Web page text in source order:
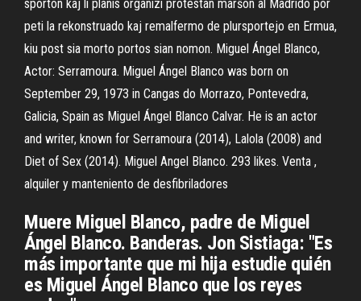
sporton kaj li planis organizi protestan marŝon al Madrido por
peti la rekonstruado kaj remalfermo de plursportejo en Ermua,
kiu post sia morto portos sian nomon. Miguel Ángel Blanco,
Actor: Serramoura. Miguel Ángel Blanco was born on
September 29, 1973 in Cangas do Morrazo, Pontevedra,
Galicia, Spain as Miguel Ángel Blanco Calvar. He is an actor
and writer, known for Serramoura (2014), Lalola (2008) and
Diet of Sex (2014). Miguel Angel Blanco. 293 likes. Venta ,
alquiler y manteniento de desfibriladores
Muere Miguel Blanco, padre de Miguel
Ángel Blanco. Banderas. Jon Sistiaga: "Es
más importante que mi hija estudie quién
es Miguel Ángel Blanco que los reyes